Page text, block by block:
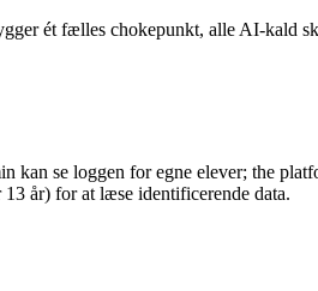
ét fælles chokepunkt, alle AI-kald
kan se loggen for egne elever; the
år) for at læse identificerende data.